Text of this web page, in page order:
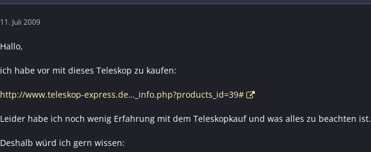
11. Juli 2009
Hallo,
ich habe vor mit dieses Teleskop zu kaufen:
http://www.teleskop-express.de…_info.php?products_id=39#
Leider habe ich noch wenig Erfahrung mit dem Teleskopkauf und was alles zu beachten ist.
Deshalb würd ich gern wissen: